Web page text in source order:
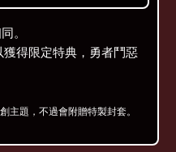
。
得限定特典，勇者鬥惡
題，不過會附贈特製封套。